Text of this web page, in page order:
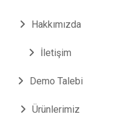
Hakkımızda
İletişim
Demo Talebi
Ürünlerimiz